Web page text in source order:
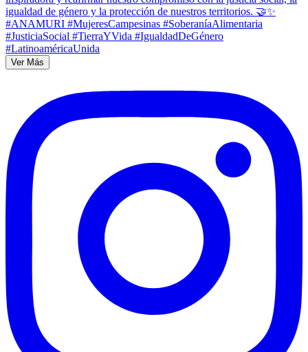
Ver Más